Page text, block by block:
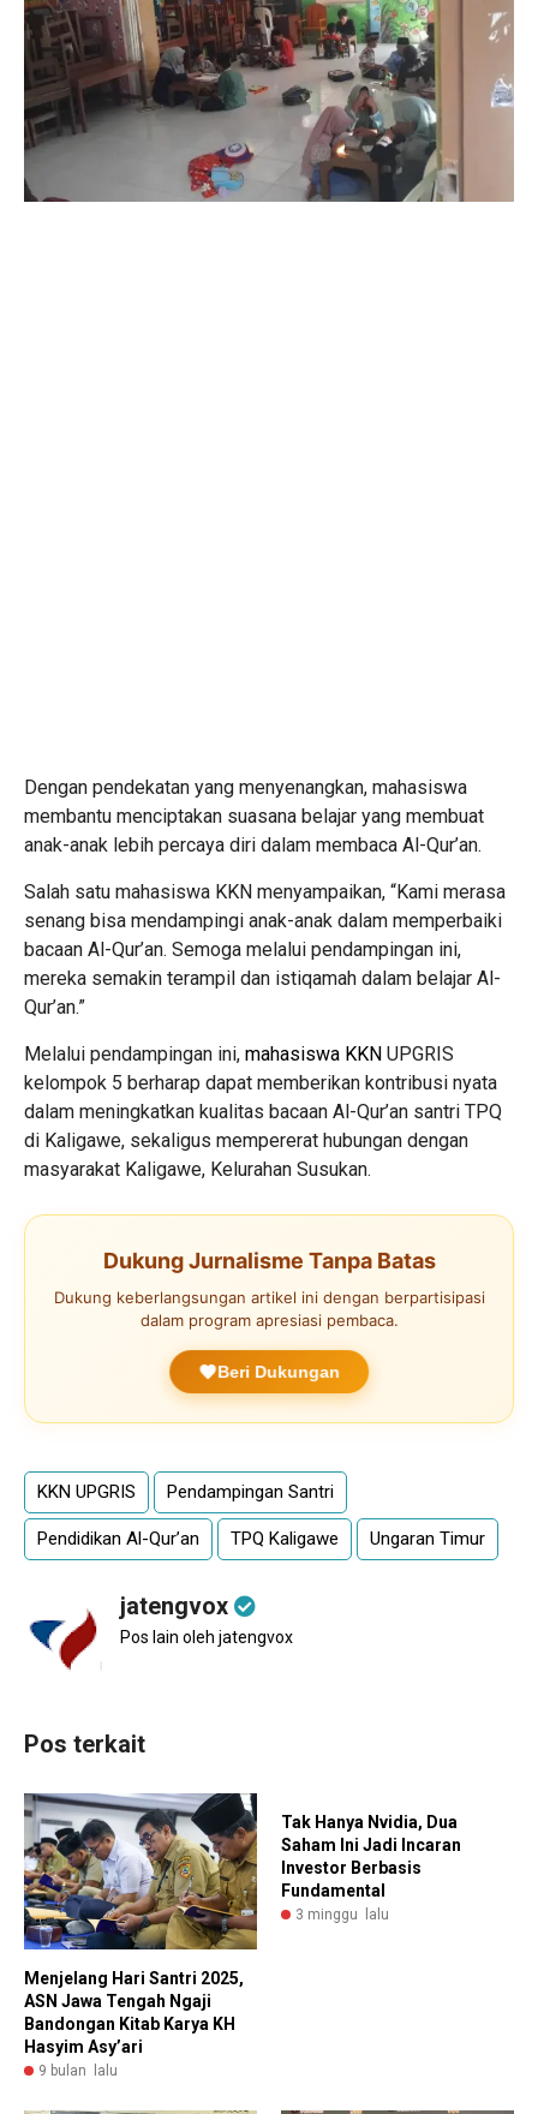
Dengan pendekatan yang menyenangkan, mahasiswa
membantu menciptakan suasana belajar yang membuat
anak-anak lebih percaya diri dalam membaca Al-Qur’an.
Salah satu mahasiswa KKN menyampaikan, “Kami merasa
senang bisa mendampingi anak-anak dalam memperbaiki
bacaan Al-Qur’an. Semoga melalui pendampingan ini,
mereka semakin terampil dan istiqamah dalam belajar Al-
Qur’an.”
Melalui pendampingan ini, mahasiswa KKN UPGRIS
kelompok 5 berharap dapat memberikan kontribusi nyata
dalam meningkatkan kualitas bacaan Al-Qur’an santri TPQ
di Kaligawe, sekaligus mempererat hubungan dengan
masyarakat Kaligawe, Kelurahan Susukan.
Dukung Jurnalisme Tanpa Batas
Dukung keberlangsungan artikel ini dengan berpartisipasi
dalam program apresiasi pembaca.
Beri Dukungan
KKN UPGRIS Pendampingan Santri
Pendidikan Al-Qur’an TPQ Kaligawe Ungaran Timur
jatengvox
Pos lain oleh jatengvox
Pos terkait
Menjelang Hari Santri 2025,
ASN Jawa Tengah Ngaji
Bandongan Kitab Karya KH
Hasyim Asy’ari
9 bulan lalu
Tak Hanya Nvidia, Dua
Saham Ini Jadi Incaran
Investor Berbasis
Fundamental
3 minggu lalu